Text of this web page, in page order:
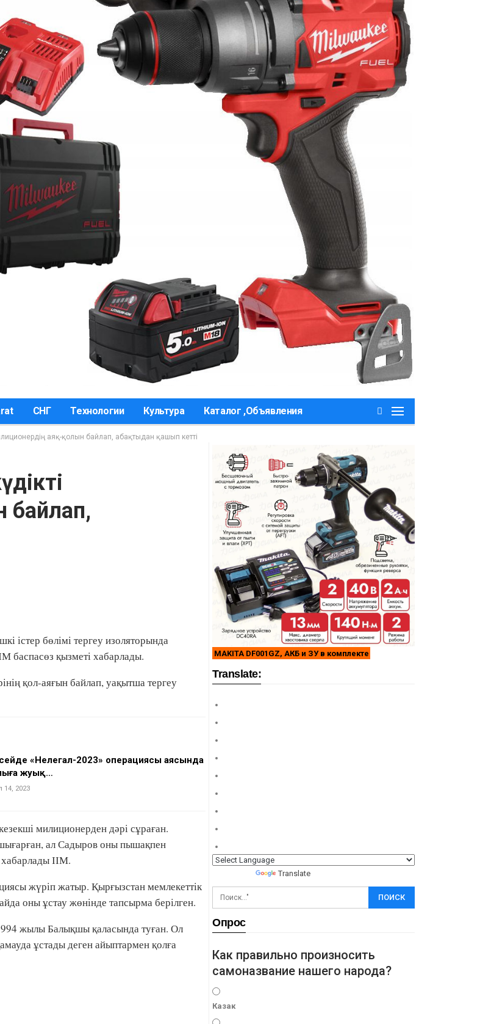
СНГ Технологии Культура Каталог ,Объявления
аяқ-қолын байлап, абақтыдан қашып кетті
байлап,
істер бөлімі тергеу изоляторында
баспасөз қызметі хабарлады.
қол-аяғын байлап, уақытша тергеу
«Нелегал-2023» операциясы аясында
жуық…
14, 2023
милиционерден дәрі сұраған.
ал Садыров оны пышақпен
ІІМ.
жүріп жатыр. Қырғызстан мемлекеттік
оны ұстау жөнінде тапсырма берілген.
жылы Балықшы қаласында туған. Ол
ұстады деген айыптармен қолға
MAKITA DF001GZ, АКБ и ЗУ в комплекте
Translate:
Translate
Опрос
Как правильно произносить
самоназвание нашего народа?
Казак